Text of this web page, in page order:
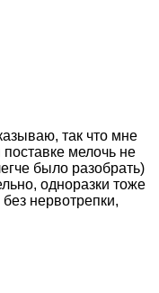
так что мне
мелочь не
было разобрать)
одноразки тоже
нервотрепки,